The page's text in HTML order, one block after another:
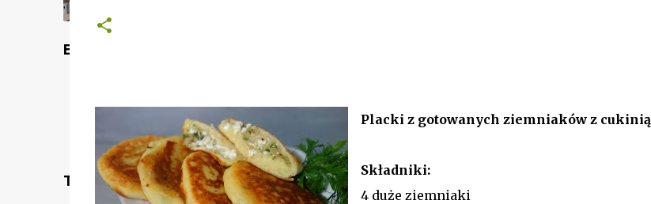
Etykiety
Translate
Placki z gotowanych ziemniaków z cukinią
Składniki:
4 duże ziemniaki